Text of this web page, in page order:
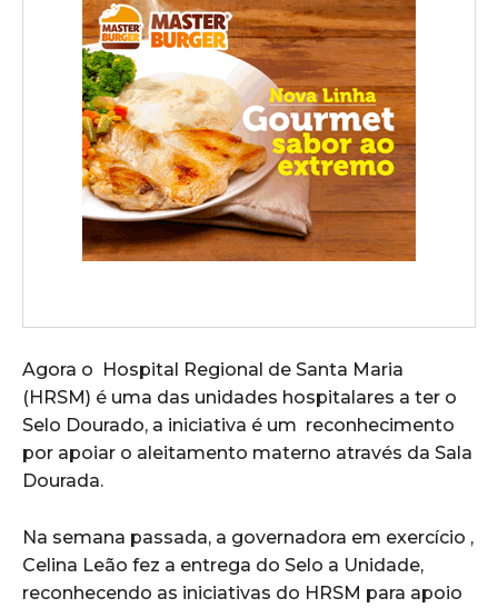
Agora o Hospital Regional de Santa Maria
(HRSM) é uma das unidades hospitalares a ter o
Selo Dourado, a iniciativa é um reconhecimento
por apoiar o aleitamento materno através da Sala
Dourada.
Na semana passada, a governadora em exercício ,
Celina Leão fez a entrega do Selo a Unidade,
reconhecendo as iniciativas do HRSM para apoio